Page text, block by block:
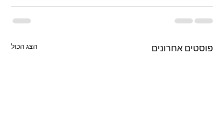
פוסטים אחרונים הצג הכול